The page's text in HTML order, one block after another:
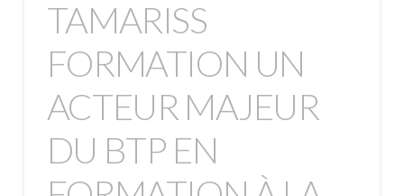
TAMARISS
FORMATION UN
ACTEUR MAJEUR
DU BTP EN